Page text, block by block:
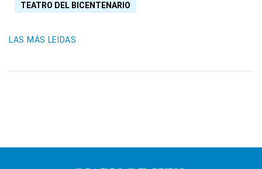
TEATRO DEL BICENTENARIO
LAS MÁS LEIDAS